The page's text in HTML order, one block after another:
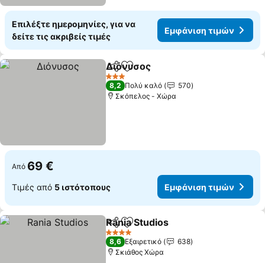
Επιλέξτε ημερομηνίες, για να
δείτε τις ακριβείς τιμές
Εμφάνιση τιμών
Κοινοποίηση
Προσθήκη στα αγαπημένα
Διόνυσος
3 Αστέρια
8,2 Πολύ καλό
570
Σκόπελος - Χώρα
Από 69 €
Τιμές από 5 ιστότοπους Εμφάνιση τιμών
Κοινοποίηση
Προσθήκη στα αγαπημένα
Rania Studios
4 Αστέρια
8,6 Εξαιρετικό
638
Σκιάθος Χώρα